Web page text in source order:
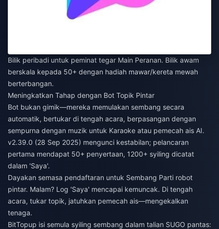
Bilik peribadi untuk peminat tegar Main Peranan. Bilik awam
berskala kepada 50+ dengan hadiah mawar/kereta mewah
berterbangan.
Meningkatkan Tahap dengan Bot Topik Pintar
Bot bukan gimik—mereka memulakan sembang secara
automatik, bertukar di tengah acara, berpasangan dengan
sempurna dengan muzik untuk Karaoke atau pemecah ais AI.
v2.39.0 (28 Sep 2025) mengunci kestabilan; pelancaran
pertama mendapat 50+ penyertaan, 1200+ syiling dicatat
dalam 'Saya'.
Dayakan semasa pendaftaran untuk Sembang Parti robot
pintar. Malam? Log 'Saya' mencapai kemuncak. Di tengah
acara, tukar topik, jatuhkan pemecah ais—mengekalkan
tenaga.
BitTopup isi semula syiling sembang dalam talian SUGO pantas: